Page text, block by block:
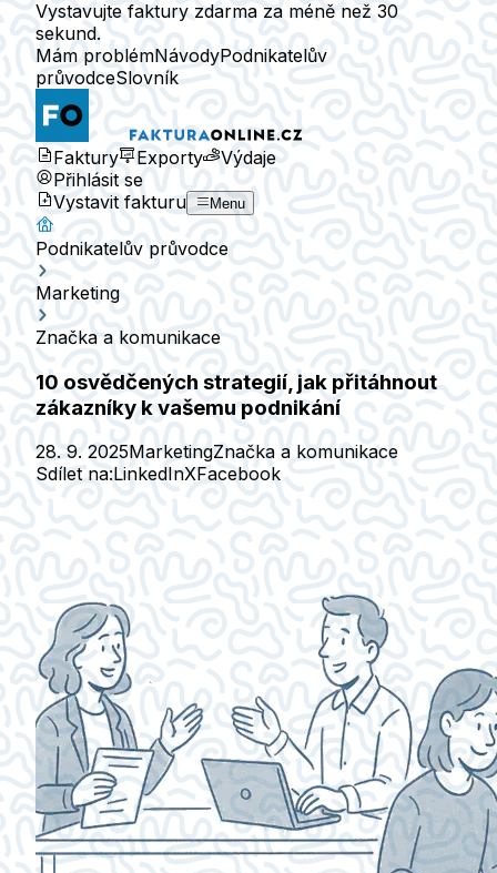
Vystavujte faktury zdarma za méně než 30
sekund.
Mám problémNávodyPodnikatelův
průvodceSlovník
Faktury Exporty
Výdaje
Přihlásit se
Vystavit fakturu
Menu
Podnikatelův průvodce
Marketing
Značka a komunikace
10 osvědčených strategií, jak přitáhnout
zákazníky k vašemu podnikání
28. 9. 2025MarketingZnačka a komunikace
Sdílet na:LinkedInXFacebook